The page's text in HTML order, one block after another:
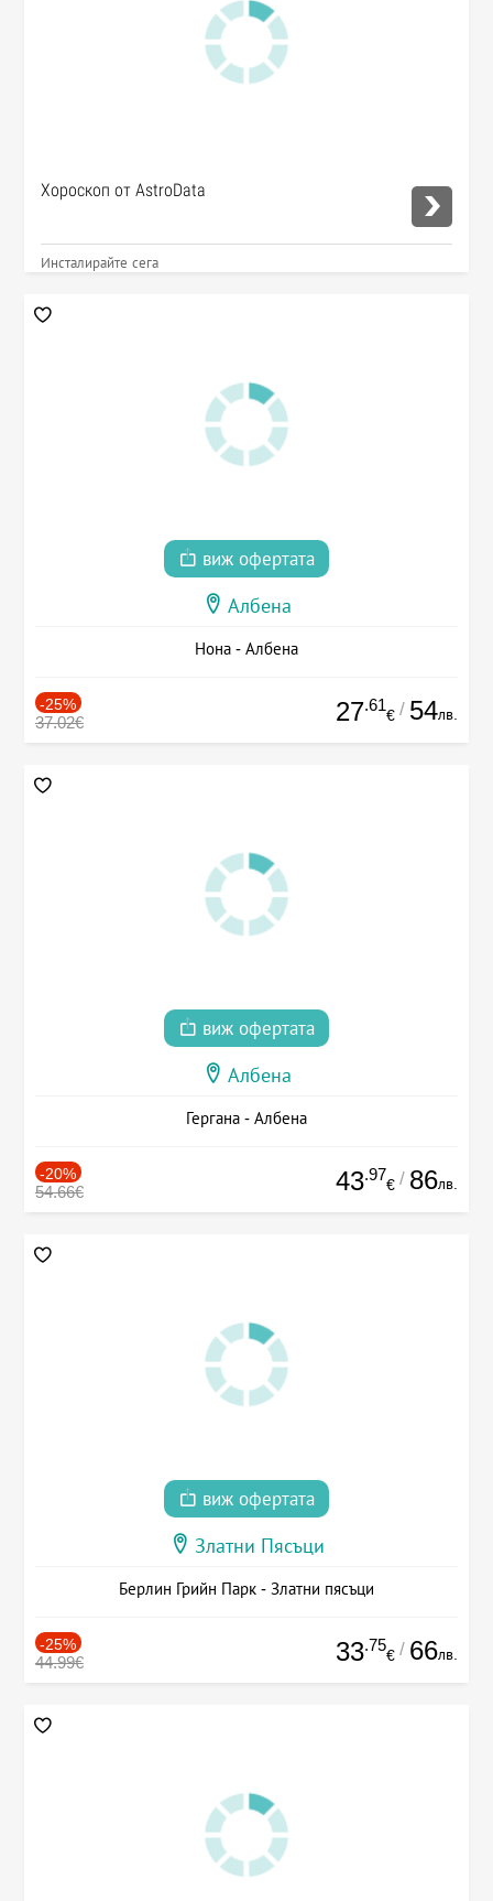
Хороскоп от AstroData
Инсталирайте сега
виж офертата
Албена
Нона - Албена
-25%
37.02€ 27.61
€ / 54лв.
виж офертата
Албена
Гергана - Албена
-20%
54.66€ 43.97
€ / 86лв.
виж офертата
Златни Пясъци
Берлин Грийн Парк - Златни пясъци
-25%
44.99€ 33.75
€ / 66лв.